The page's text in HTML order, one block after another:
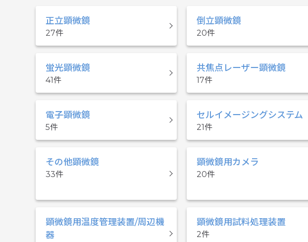
正立顕微鏡
27
倒立顕微鏡
20
蛍光顕微鏡
41
共焦点レーザー顕微鏡
17
電子顕微鏡
5
セルイメージングシステム
21
その他顕微鏡
33
顕微鏡用カメラ
20
顕微鏡用温度管理装置/周辺機
器
顕微鏡用試料処理装置
2